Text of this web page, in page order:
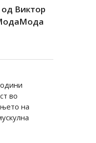
Виктор
во
на